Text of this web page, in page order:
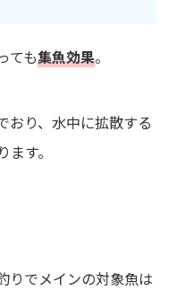
ても集魚効果。
おり、水中に拡散する
す。
りでメインの対象魚は